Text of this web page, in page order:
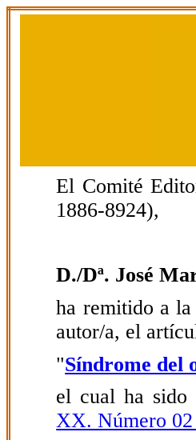
El Comité
1886-8924),
D./Dª. José
ha remitido a la
autor/a, el
"Síndrome del
el cual ha sido
XX. Número 02